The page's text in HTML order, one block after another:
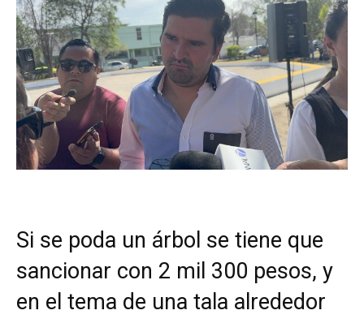
Si se poda un árbol se tiene que
sancionar con 2 mil 300 pesos, y
en el tema de una tala alrededor